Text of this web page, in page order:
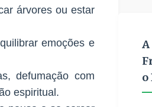
árvores ou estar
emoções e
defumação com
espiritual.
o